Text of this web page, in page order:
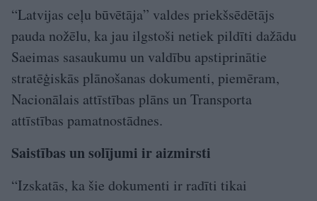
“Latvijas ceļu būvētāja” valdes priekšsēdētājs
pauda nožēlu, ka jau ilgstoši netiek pildīti dažādu
Saeimas sasaukumu un valdību apstiprinātie
stratēģiskās plānošanas dokumenti, piemēram,
Nacionālais attīstības plāns un Transporta
attīstības pamatnostādnes.
Saistības un solījumi ir aizmirsti
“Izskatās, ka šie dokumenti ir radīti tikai